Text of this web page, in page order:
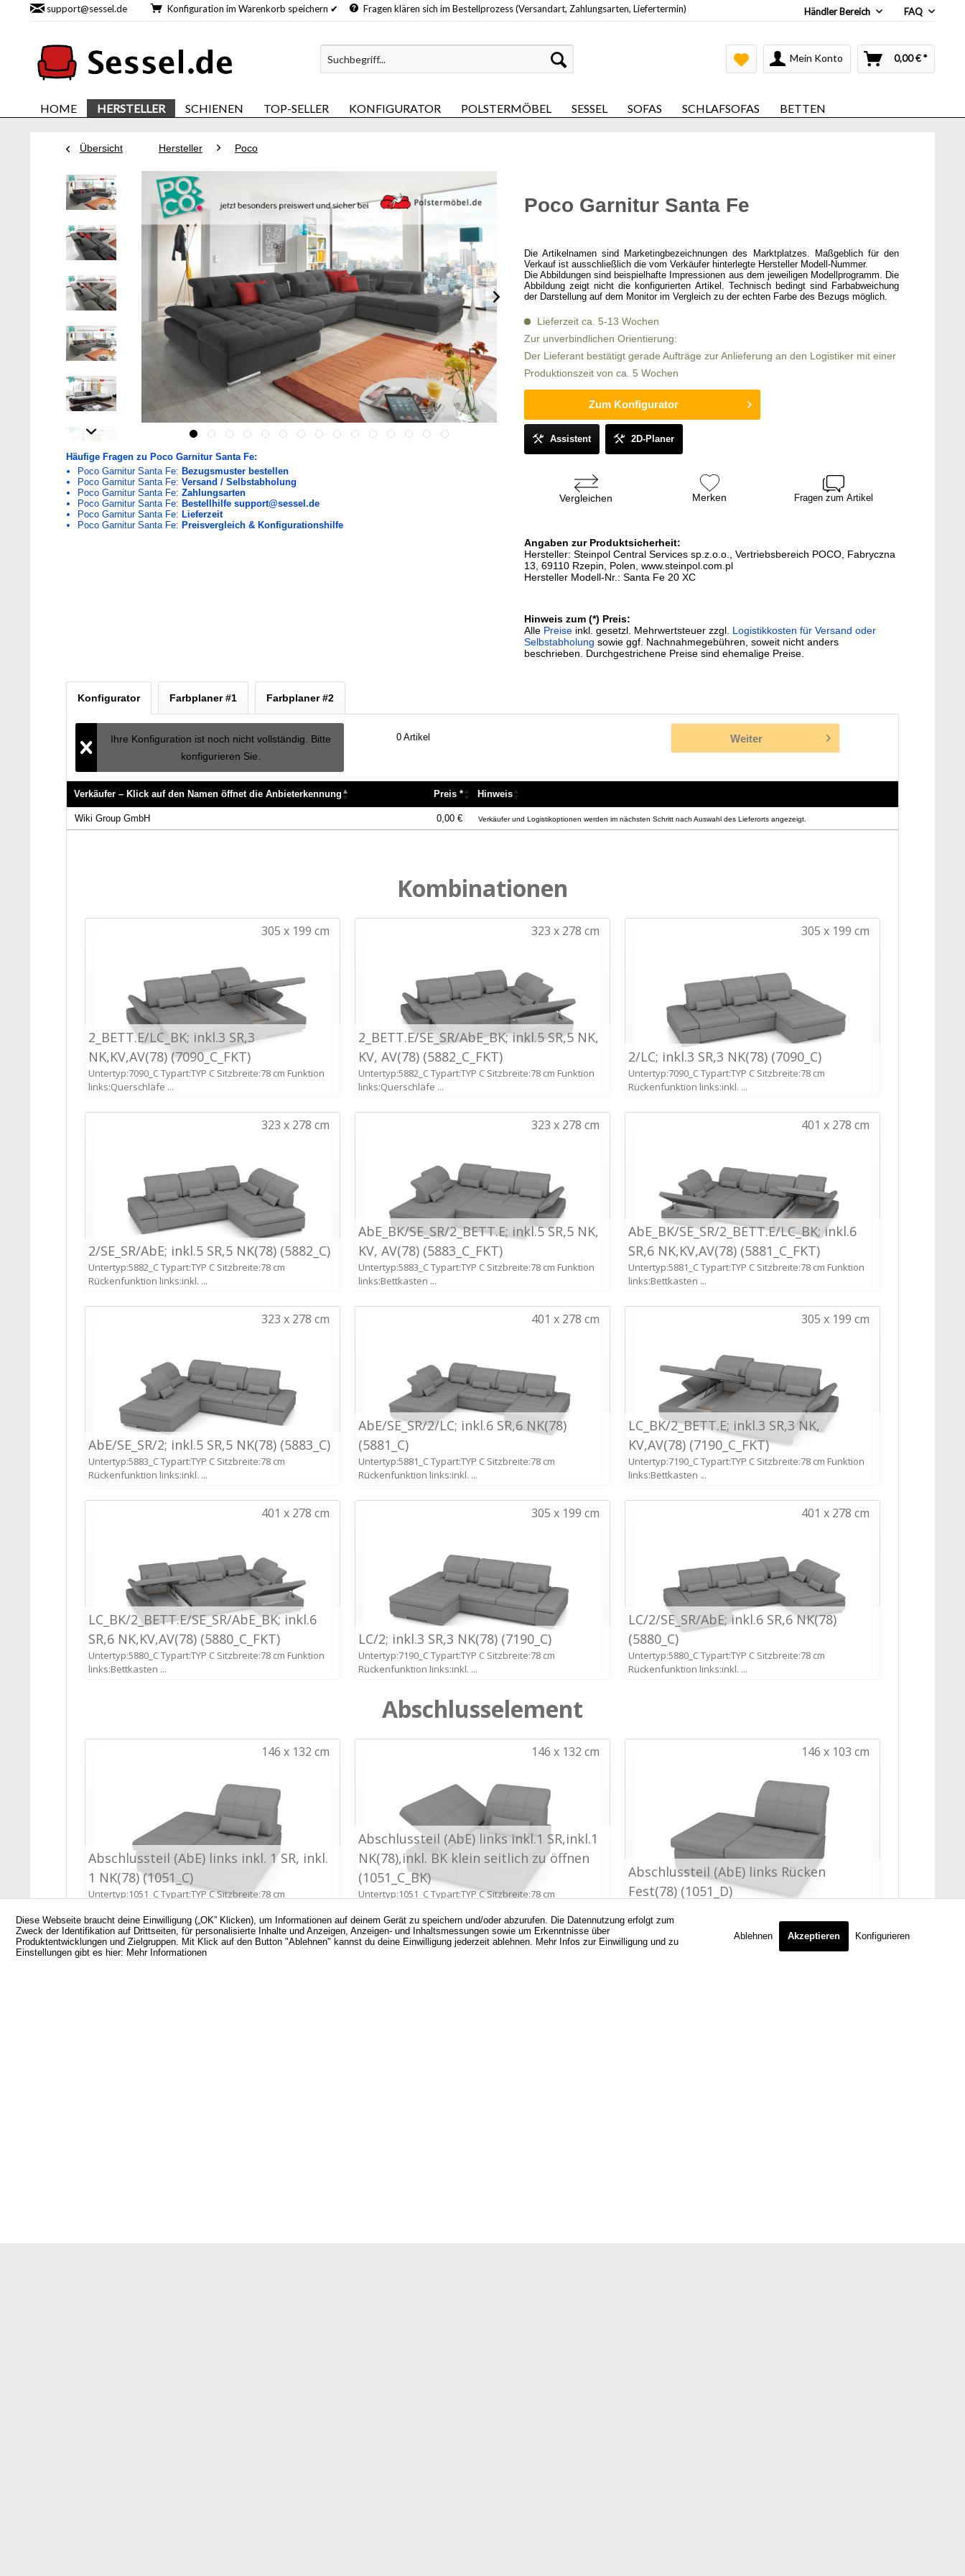
support@sessel.de Konfiguration im Warenkorb speichern ✔ Fragen klären sich im Bestellprozess (Versandart, Zahlungsarten, Liefertermin) Händler Bereich FAQ
Mein Konto 0,00 € *
HOME HERSTELLER SCHIENEN TOP-SELLER KONFIGURATOR POLSTERMÖBEL SESSEL SOFAS SCHLAFSOFAS BETTEN
Übersicht Hersteller Poco
Häufige Fragen zu Poco Garnitur Santa Fe:
Poco Garnitur Santa Fe: Bezugsmuster bestellen
Poco Garnitur Santa Fe: Versand / Selbstabholung
Poco Garnitur Santa Fe: Zahlungsarten
Poco Garnitur Santa Fe: Bestellhilfe support@sessel.de
Poco Garnitur Santa Fe: Lieferzeit
Poco Garnitur Santa Fe: Preisvergleich & Konfigurationshilfe
Poco Garnitur Santa Fe
Die Artikelnamen sind Marketingbezeichnungen des Marktplatzes. Maßgeblich für den
Verkauf ist ausschließlich die vom Verkäufer hinterlegte Hersteller Modell-Nummer.
Die Abbildungen sind beispielhafte Impressionen aus dem jeweiligen Modellprogramm. Die
Abbildung zeigt nicht die konfigurierten Artikel. Technisch bedingt sind Farbabweichung
der Darstellung auf dem Monitor im Vergleich zu der echten Farbe des Bezugs möglich.
Lieferzeit ca. 5-13 Wochen
Zur unverbindlichen Orientierung:
Der Lieferant bestätigt gerade Aufträge zur Anlieferung an den Logistiker mit einer
Produktionszeit von ca. 5 Wochen
Zum Konfigurator
Assistent 2D-Planer
Vergleichen Merken Fragen zum Artikel
Angaben zur Produktsicherheit:
Hersteller: Steinpol Central Services sp.z.o.o., Vertriebsbereich POCO, Fabryczna
13, 69110 Rzepin, Polen, www.steinpol.com.pl
Hersteller Modell-Nr.: Santa Fe 20 XC
Hinweis zum (*) Preis:
Alle Preiseinkl. gesetzl. Mehrwertsteuer zzgl. Logistikkosten für Versand oder
Selbstabholung sowie ggf. Nachnahmegebühren, soweit nicht anders
beschrieben. Durchgestrichene Preise sind ehemalige Preise.
Konfigurator Farbplaner #1 Farbplaner #2
Ihre Konfiguration ist noch nicht vollständig. Bitte
konfigurieren Sie.
0 Artikel Weiter
Verkäufer – Klick auf den Namen öffnet die Anbieterkennung Preis *
Hinweis
Verkäufer – Klick auf den Namen öffnet die Anbieterkennung
Preis *
Wiki Group GmbH 0,00 € Verkäufer und Logistikoptionen werden im nächsten Schritt nach Auswahl des Lieferorts angezeigt.
Diese Webseite braucht deine Einwilligung („OK” Klicken), um Informationen auf deinem Gerät zu speichern und/oder abzurufen. Die Datennutzung erfolgt zum
Zweck der Identifikation auf Drittseiten, für personalisierte Inhalte und Anzeigen, Anzeigen- und Inhaltsmessungen sowie um Erkenntnisse über
Produktentwicklungen und Zielgruppen. Mit Klick auf den Button "Ablehnen" kannst du deine Einwilligung jederzeit ablehnen. Mehr Infos zur Einwilligung und zu
Einstellungen gibt es hier: Mehr Informationen
Ablehnen Akzeptieren Konfigurieren